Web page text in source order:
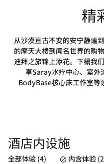
精
从沙漠亘古不变的安宁静谧
的摩天大楼到闻名世界的购
迪拜之旅锦上添花。下榻我
享Saray水疗中心、室外
BodyBase核心床工作室等
酒店内设施
全部体验 (4) 内含体验
SARAY水疗中